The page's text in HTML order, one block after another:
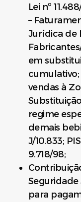
Lei nº
–
Jurídica de
em
cumulativo;
vendas à
regime
demais
J/10.833;
9.718/98;
Seguridade
para